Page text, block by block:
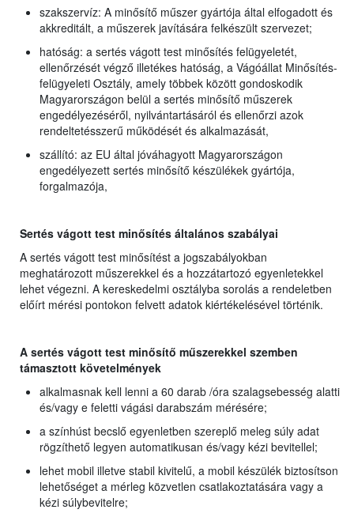
szakszervíz: A minősítő műszer gyártója által elfogadott és
akkreditált, a műszerek javítására felkészült szervezet;
hatóság: a sertés vágott test minősítés felügyeletét,
ellenőrzését végző illetékes hatóság, a Vágóállat Minősítés-
felügyeleti Osztály, amely többek között gondoskodik
Magyarországon belül a sertés minősítő műszerek
engedélyezéséről, nyilvántartásáról és ellenőrzi azok
rendeltetésszerű működését és alkalmazását,
szállító: az EU által jóváhagyott Magyarországon
engedélyezett sertés minősítő készülékek gyártója,
forgalmazója,
Sertés vágott test minősítés általános szabályai
A sertés vágott test minősítést a jogszabályokban
meghatározott műszerekkel és a hozzátartozó egyenletekkel
lehet végezni. A kereskedelmi osztályba sorolás a rendeletben
előírt mérési pontokon felvett adatok kiértékelésével történik.
A sertés vágott test minősítő műszerekkel szemben
támasztott követelmények
alkalmasnak kell lenni a 60 darab /óra szalagsebesség alatti
és/vagy e feletti vágási darabszám mérésére;
a színhúst becslő egyenletben szereplő meleg súly adat
rögzíthető legyen automatikusan és/vagy kézi bevitellel;
lehet mobil illetve stabil kivitelű, a mobil készülék biztosítson
lehetőséget a mérleg közvetlen csatlakoztatására vagy a
kézi súlybevitelre;